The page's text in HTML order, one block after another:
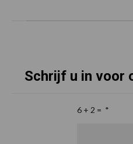
Schrijf u in voor
6 + 2 = *